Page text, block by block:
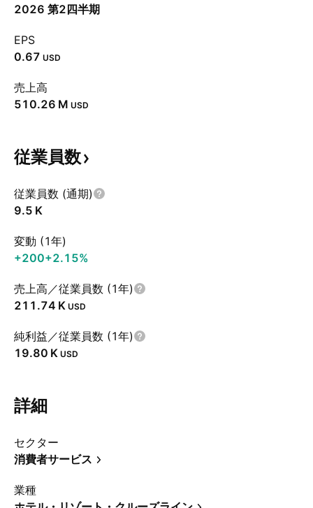
2026 第2四半期
EPS
0.67 USD
売上高
‪510.26 M‬ USD
従業員数
従業員数 (通期)
‪9.5 K‬
変動 (1年)
+200+2.15%
売上高／従業員数 (1年)
‪211.74 K‬ USD
純利益／従業員数 (1年)
‪19.80 K‬ USD
詳細
セクター
消費者サービス
業種